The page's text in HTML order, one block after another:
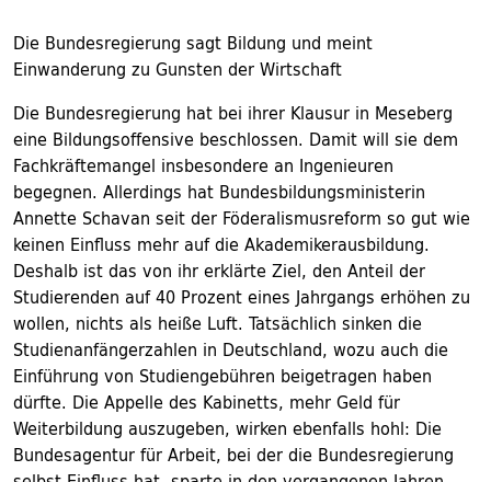
Die Bundesregierung sagt Bildung und meint
Einwanderung zu Gunsten der Wirtschaft
Die Bundesregierung hat bei ihrer Klausur in Meseberg
eine Bildungsoffensive beschlossen. Damit will sie dem
Fachkräftemangel insbesondere an Ingenieuren
begegnen. Allerdings hat Bundesbildungsministerin
Annette Schavan seit der Föderalismusreform so gut wie
keinen Einfluss mehr auf die Akademikerausbildung.
Deshalb ist das von ihr erklärte Ziel, den Anteil der
Studierenden auf 40 Prozent eines Jahrgangs erhöhen zu
wollen, nichts als heiße Luft. Tatsächlich sinken die
Studienanfängerzahlen in Deutschland, wozu auch die
Einführung von Studiengebühren beigetragen haben
dürfte. Die Appelle des Kabinetts, mehr Geld für
Weiterbildung auszugeben, wirken ebenfalls hohl: Die
Bundesagentur für Arbeit, bei der die Bundesregierung